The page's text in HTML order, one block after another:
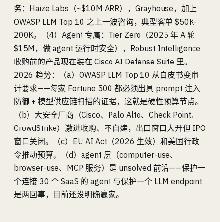
务：Haize Labs（~$10M ARR），Grayhouse，加上
OWASP LLM Top 10 之上一波咨询，典型客单 $50K-
200K。（4）Agent 专属：Tier Zero（2025 年 A 轮
$15M，做 agent 运行时安全），Robust Intelligence
收购前的产品现在装在 Cisco AI Defense Suite 里。
2026 趋势：（a）OWASP LLM Top 10 从白皮书变审
计要求——每家 Fortune 500 都必须出具 prompt 注入
防御 + 模型供应链扫描的证据，这就是硬性预算节点。
（b）大安全厂商（Cisco、Palo Alto、Check Point、
CrowdStrike）激进收购、不自建，出口窗口大开但 IPO
窗口关闭。（c）EU AI Act（2026 生效）和美国行政
令推动预算。（d）agent 层（computer-use、
browser-use、MCP 服务）是 unsolved 前沿——保护一
个连接 30 个 SaaS 的 agent 与保护一个 LLM endpoint
是两回事，目前还没明确赢家。